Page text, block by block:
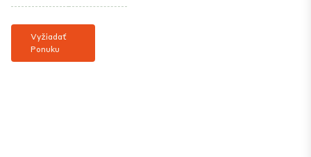
Vyžiadať
Ponuku